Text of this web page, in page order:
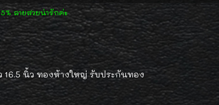
ลายสวยน่ารักค่ะ
16.5 นิ้ว ทองห้างใหญ่ รับประกันทอง